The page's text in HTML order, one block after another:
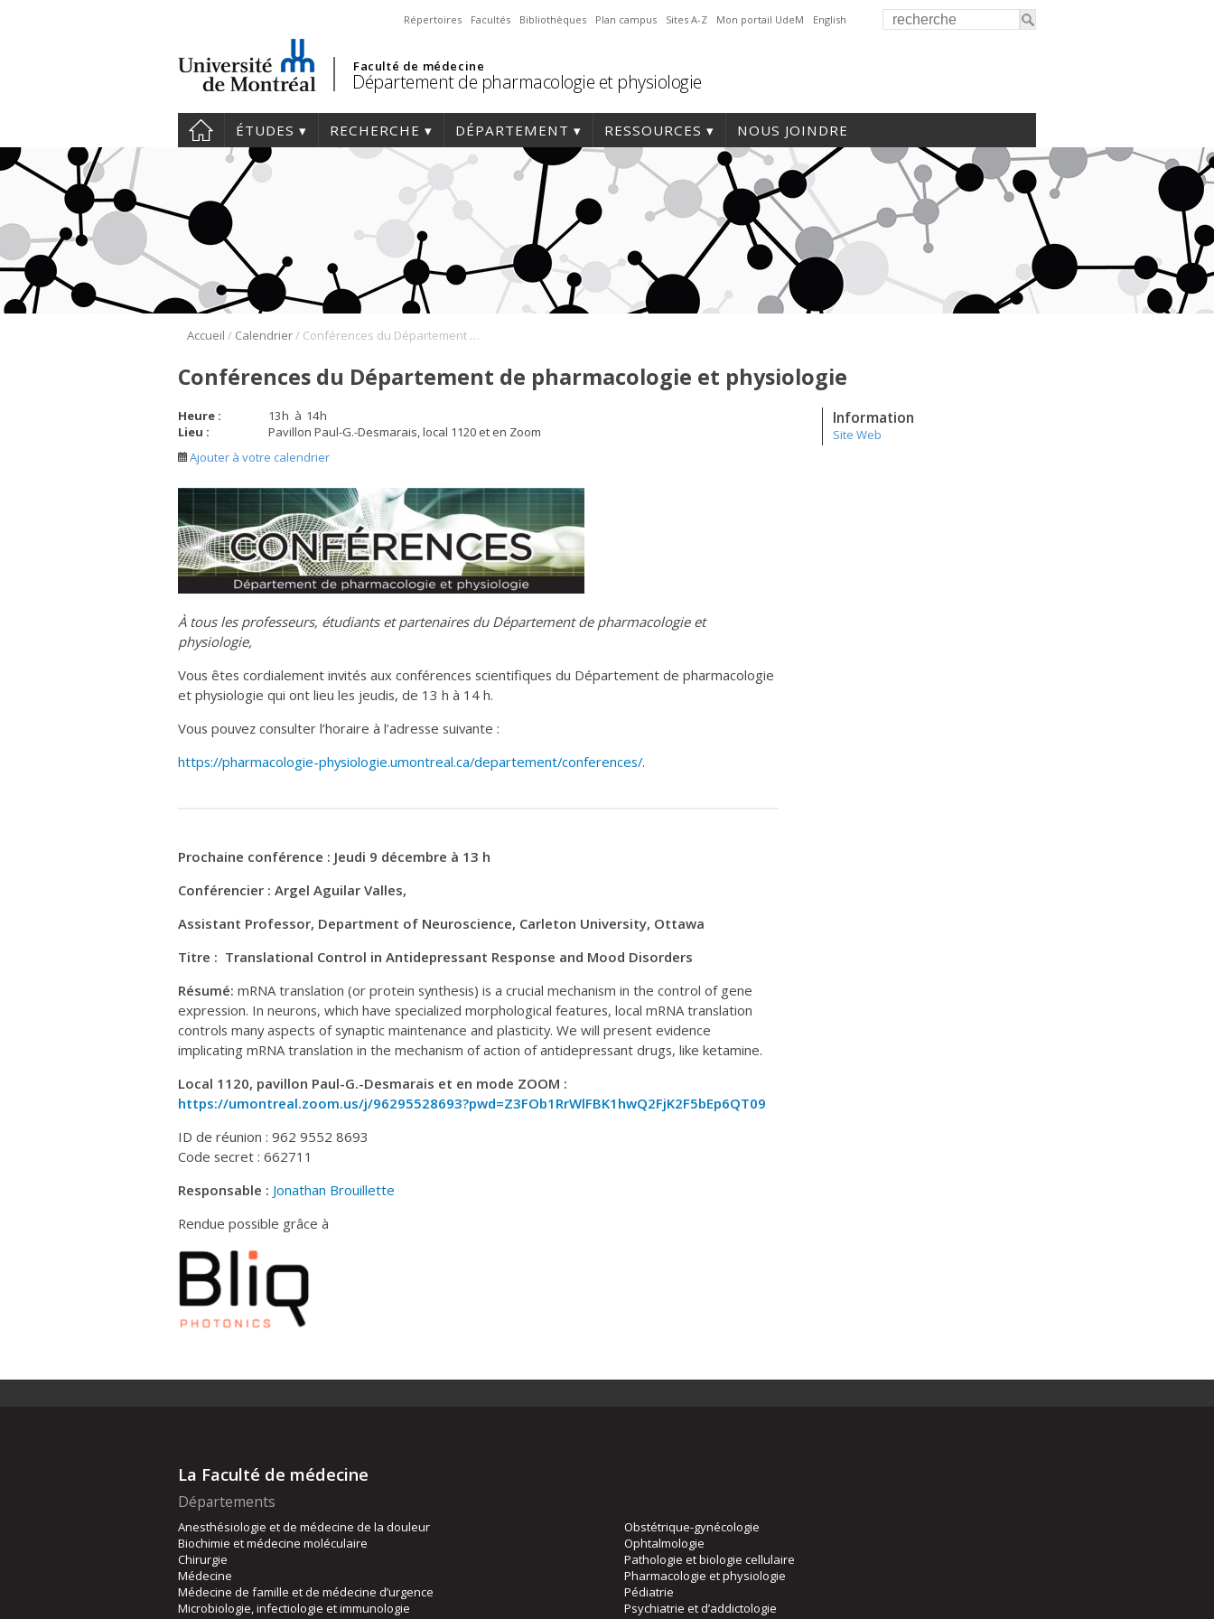
Répertoires Facultés Bibliothèques Plan campus Sites A-Z Mon portail UdeM English
Faculté de médecine
Département de pharmacologie et physiologie
ÉTUDES RECHERCHE DÉPARTEMENT RESSOURCES NOUS JOINDRE
Accueil / Calendrier/ Conférences du Département de pharmacologie et physiologie
Conférences du Département de pharmacologie et physiologie
Heure : 13h à 14h
Lieu :
Pavillon Paul-G.-Desmarais, local 1120 et en Zoom
Ajouter à votre calendrier
Information
Site Web
À tous les professeurs, étudiants et partenaires du Département de pharmacologie et
physiologie,
Vous êtes cordialement invités aux conférences scientifiques du Département de pharmacologie
et physiologie qui ont lieu les jeudis, de 13 h à 14 h.
Vous pouvez consulter l’horaire à l’adresse suivante :
https://pharmacologie-physiologie.umontreal.ca/departement/conferences/.
Prochaine conférence : Jeudi 9 décembre à 13 h
Conférencier : Argel Aguilar Valles,
Assistant Professor, Department of Neuroscience, Carleton University, Ottawa
Titre : Translational Control in Antidepressant Response and Mood Disorders
Résumé: mRNA translation (or protein synthesis) is a crucial mechanism in the control of gene
expression. In neurons, which have specialized morphological features, local mRNA translation
controls many aspects of synaptic maintenance and plasticity. We will present evidence
implicating mRNA translation in the mechanism of action of antidepressant drugs, like ketamine.
Local 1120, pavillon Paul-G.-Desmarais et en mode ZOOM :
https://umontreal.zoom.us/j/96295528693?pwd=Z3FOb1RrWlFBK1hwQ2FjK2F5bEp6QT09
ID de réunion : 962 9552 8693
Code secret : 662711
Responsable : Jonathan Brouillette
Rendue possible grâce à
La Faculté de médecine
Départements
Anesthésiologie et de médecine de la douleur
Biochimie et médecine moléculaire
Chirurgie
Médecine
Médecine de famille et de médecine d’urgence
Microbiologie, infectiologie et immunologie
Obstétrique-gynécologie
Ophtalmologie
Pathologie et biologie cellulaire
Pharmacologie et physiologie
Pédiatrie
Psychiatrie et d’addictologie